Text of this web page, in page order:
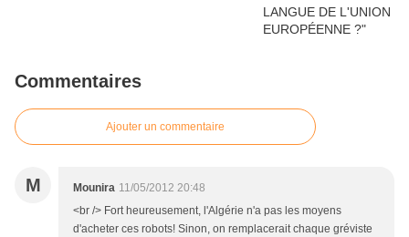
Commentaires
Ajouter un commentaire
M Mounira 11/05/2012 20:48
<br /> Fort heureusement, l'Algérie n'a pas les moyens
d'acheter ces robots! Sinon, on remplacerait chaque gréviste